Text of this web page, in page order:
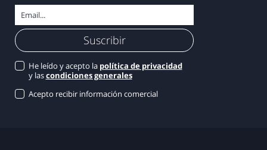
He leído y acepto la política de privacidad
y lascondiciones generales
Acepto recibir información comercial